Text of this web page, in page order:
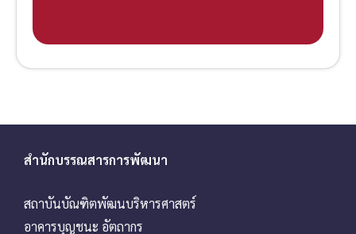
สำนักบรรณสารการพัฒนา
สถาบันบัณฑิตพัฒนบริหารศาสตร์
อาคารบุญชนะ อัตถากร